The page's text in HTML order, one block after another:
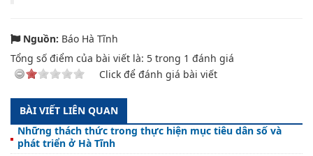
Nguồn: Báo Hà Tĩnh
Tổng số điểm của bài viết là: 5 trong 1 đánh giá
Click để đánh giá bài viết
BÀI VIẾT LIÊN QUAN
Những thách thức trong thực hiện mục tiêu dân số và
phát triển ở Hà Tĩnh